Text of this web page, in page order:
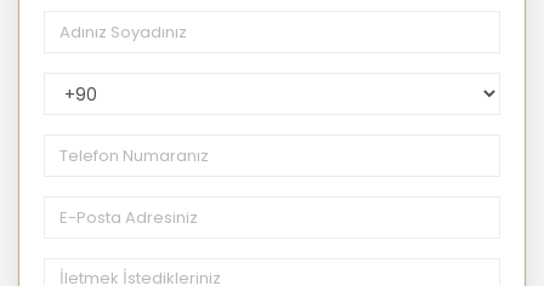
PhoneNumberCountryPhoneCode